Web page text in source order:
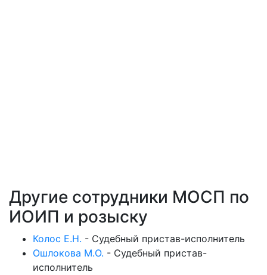
Другие сотрудники МОСП по
ИОИП и розыску
Колос Е.Н. - Судебный пристав-исполнитель
Ошлокова М.О. - Судебный пристав-
исполнитель